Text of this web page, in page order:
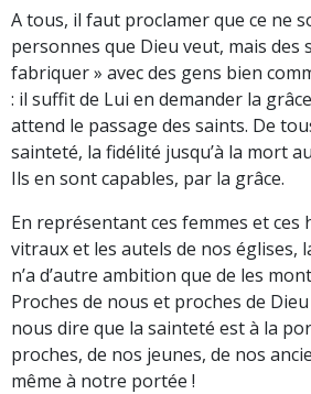
A tous, il faut proclamer que ce ne
personnes que Dieu veut, mais des
fabriquer » avec des gens bien
: il suffit de Lui en demander la
attend le passage des saints. De
sainteté, la fidélité jusqu’à la mort
Ils en sont capables, par la grâce.
En représentant ces femmes et ces
vitraux et les autels de nos églises,
n’a d’autre ambition que de les
Proches de nous et proches de
nous dire que la sainteté est à la
proches, de nos jeunes, de nos
même à notre portée !